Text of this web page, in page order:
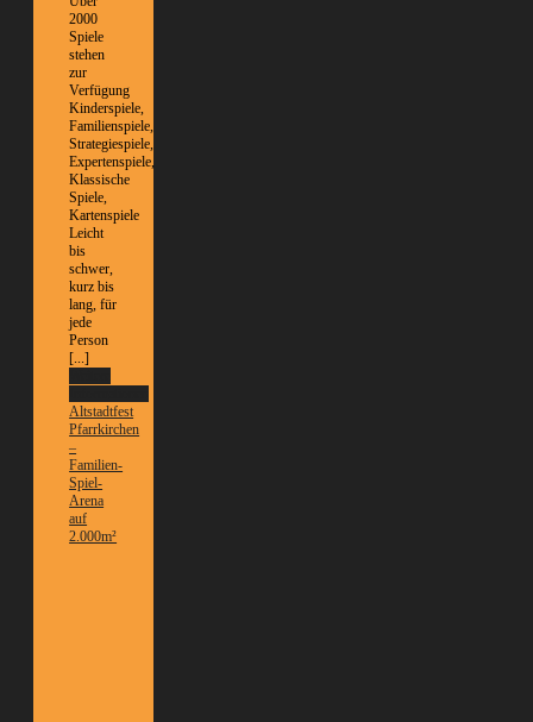
2000
Spiele
stehen
zur
Verfügung
Kinderspiele,
Familienspiele,
Strategiespiele,
Expertenspiele,
Klassische
Spiele,
Kartenspiele
Leicht
bis
schwer,
kurz bis
lang, für
jede
Person
[...]
Altstadtfest
Pfarrkirchen
–
Familien-
Spiel-
Arena
auf
2.000m²